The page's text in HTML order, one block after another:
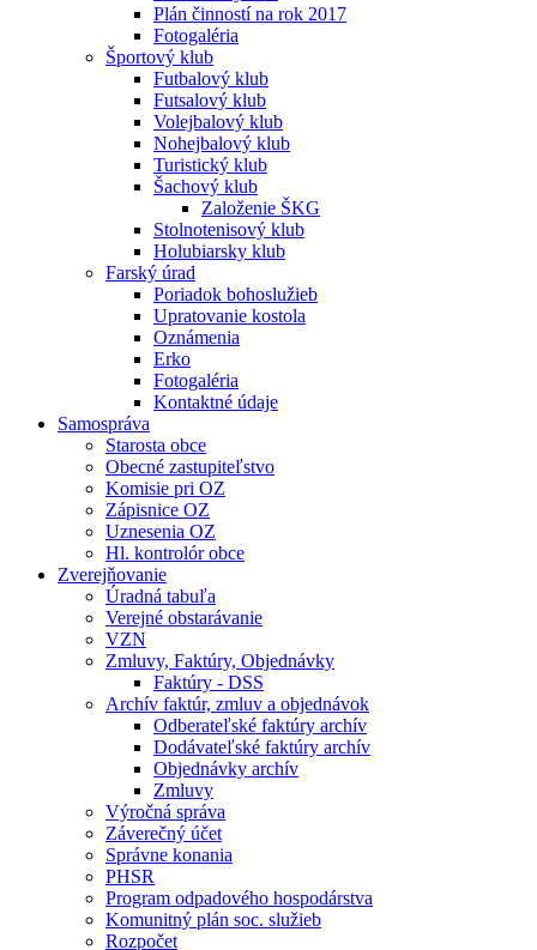
Plán činností na rok 2017
Fotogaléria
Športový klub
Futbalový klub
Futsalový klub
Volejbalový klub
Nohejbalový klub
Turistický klub
Šachový klub
Založenie ŠKG
Stolnotenisový klub
Holubiarsky klub
Farský úrad
Poriadok bohoslužieb
Upratovanie kostola
Oznámenia
Erko
Fotogaléria
Kontaktné údaje
Samospráva
Starosta obce
Obecné zastupiteľstvo
Komisie pri OZ
Zápisnice OZ
Uznesenia OZ
Hl. kontrolór obce
Zverejňovanie
Úradná tabuľa
Verejné obstarávanie
VZN
Zmluvy, Faktúry, Objednávky
Faktúry - DSS
Archív faktúr, zmluv a objednávok
Odberateľské faktúry archív
Dodávateľské faktúry archív
Objednávky archív
Zmluvy
Výročná správa
Záverečný účet
Správne konania
PHSR
Program odpadového hospodárstva
Komunitný plán soc. služieb
Rozpočet